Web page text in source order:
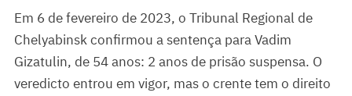
Em 6 de fevereiro de 2023, o Tribunal Regional de
Chelyabinsk confirmou a sentença para Vadim
Gizatulin, de 54 anos: 2 anos de prisão suspensa. O
veredicto entrou em vigor, mas o crente tem o direito